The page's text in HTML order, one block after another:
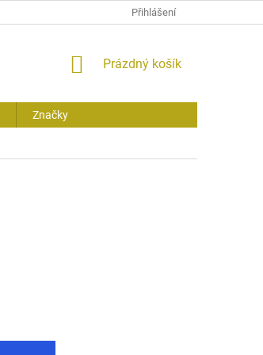
Přihlášení
NÁKUPNÍ
Prázdný košík
Značky